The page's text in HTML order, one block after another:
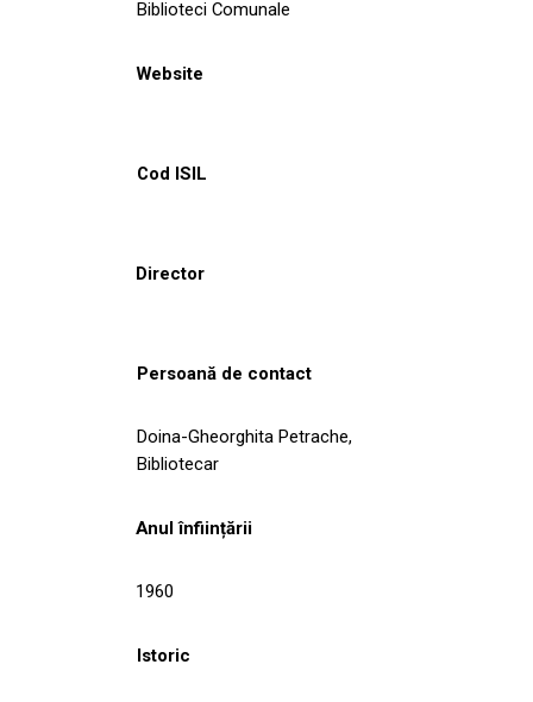
Biblioteci Comunale
Website
Cod ISIL
Director
Persoană de contact
Doina-Gheorghita Petrache,
Bibliotecar
Anul înființării
1960
Istoric